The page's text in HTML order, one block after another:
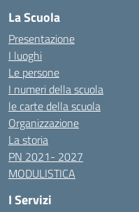
La Scuola
Presentazione
I luoghi
Le persone
I numeri della scuola
le carte della scuola
Organizzazione
La storia
PN 2021- 2027
MODULISTICA
I Servizi